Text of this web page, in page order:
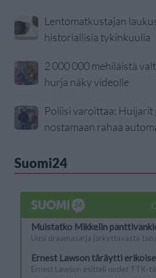
Lentomatkustajan
historiallisia tykinkuulia
2 000 000 mehiläistä
hurja näky videolle
Poliisi varoittaa: Huijarit
nostamaan rahaa
Suomi24